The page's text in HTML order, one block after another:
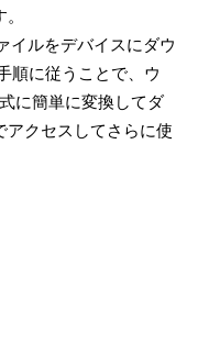
イルをデバイスにダウ
順に従うことで、ウ
に簡単に変換してダ
アクセスしてさらに使